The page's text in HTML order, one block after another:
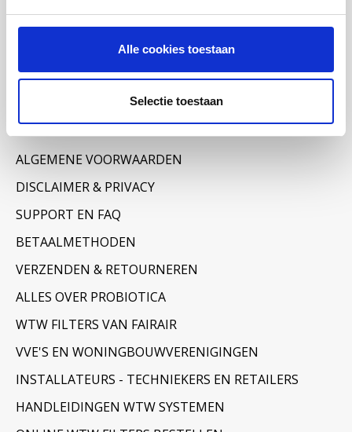
Alle cookies toestaan
Selectie toestaan
Registreren
Mijn tickets
OVER ONS
ALGEMENE VOORWAARDEN
DISCLAIMER & PRIVACY
SUPPORT EN FAQ
BETAALMETHODEN
VERZENDEN & RETOURNEREN
ALLES OVER PROBIOTICA
WTW FILTERS VAN FAIRAIR
VVE'S EN WONINGBOUWVERENIGINGEN
INSTALLATEURS - TECHNIEKERS EN RETAILERS
HANDLEIDINGEN WTW SYSTEMEN